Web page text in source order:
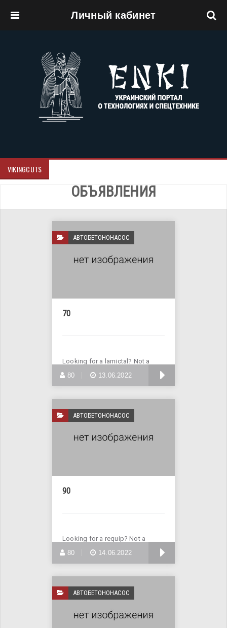
Личный кабинет
VIKINGCUTS
ОБЪЯВЛЕНИЯ
АВТОБЕТОНОНАСОС
70
Looking for a lamictal? Not a
problem! Buy lamictal online
80 13.06.2022
АВТОБЕТОНОНАСОС
90
Looking for a requip? Not a
problem! Enter Site >>>
80 14.06.2022
АВТОБЕТОНОНАСОС